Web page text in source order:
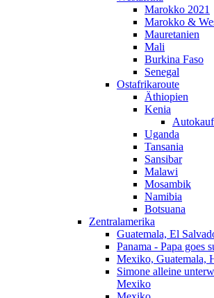
Marokko 2021
Marokko &
Mauretanien
Mali
Burkina Faso
Senegal
Ostafrikaroute
Äthiopien
Kenia
Uganda
Tansania
Sansibar
Malawi
Mosambik
Namibia
Botsuana
Zentralamerika
Guatemala, El
Panama - Papa goes
Mexiko, Guatemala,
Simone alleine
Mexiko